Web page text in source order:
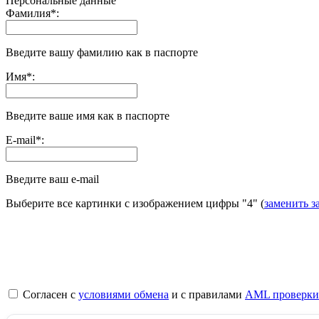
Фамилия*:
Введите вашу фамилию как в паспорте
Имя*:
Введите ваше имя как в паспорте
E-mail*:
Введите ваш e-mail
Выберите все картинки с изображением цифры "4" (заменить
Согласен с условиями обмена и с правилами AML проверки